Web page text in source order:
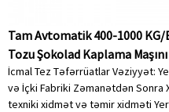
Tam Avtomatik 400-1000
Tozu Şokolad Kaplama Maşını
İcmal Tez Təfərrüatlar Vəziyyət:
və İçki Fabriki Zəmanətdən
texniki xidmət və təmir xidməti